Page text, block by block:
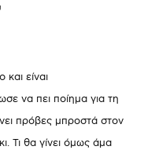
είναι
να πει ποίημα για τη
πρόβες μπροστά στον
Τι θα γίνει όμως άμα